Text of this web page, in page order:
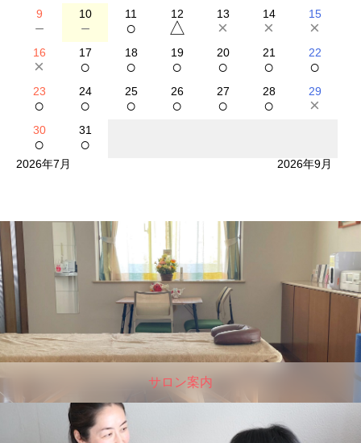
9
－
10
－
11
○
12
△
13
×
14
×
15
×
16
×
17
○
18
○
19
○
20
○
21
○
22
○
23
○
24
○
25
○
26
○
27
○
28
○
29
×
30
○
31
○
2026年7月 2026年9月
サロン案内